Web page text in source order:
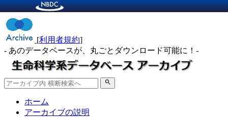
[利用者規約]
- あのデータベースが、丸ごとダウンロード可能に！-
search
ホーム
アーカイブの説明